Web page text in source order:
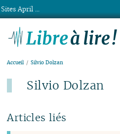
Accueil Silvio Dolzan
Silvio Dolzan
Articles liés
Sites April ...